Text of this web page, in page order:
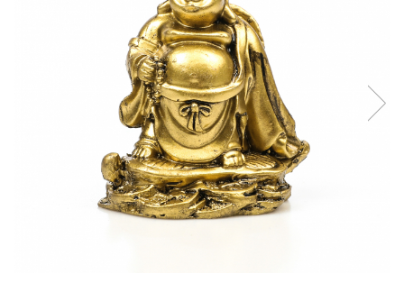
Tablouri personalizate
Diplome si Plachete
Felicitari din lemn